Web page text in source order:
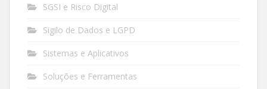
SGSI e Risco Digital
Sigilo de Dados e LGPD
Sistemas e Aplicativos
Soluções e Ferramentas